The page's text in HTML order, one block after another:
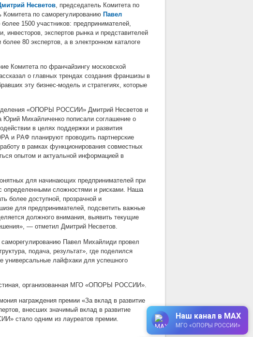
Несветов , председатель Комитета по
Комитета по саморегулированиюПавел
1500 участников: предпринимателей,
экспертов рынка и представителей
80 экспертов, а в электронном каталоге
Комитета по франчайзингу московской
о главных трендах создания франшизы в
эту бизнес-модель и стратегиях, которые
«ОПОРЫ РОССИИ» Дмитрий Несветов и
Юрий Михайличенко пописали соглашение о
в целях поддержки и развития
и РАФ планируют проводить партнерские
в рамках функционирования совместных
опытом и актуальной информацией в
для начинающих предпринимателей при
определенными сложностями и рисками. Наша
более доступной, прозрачной и
для предпринимателей, подсветить важные
должного внимания, выявить текущие
— отметил Дмитрий Несветов.
Павел Михайлиди провел
подача, результат», где поделился
универсальные лайфхаки для успешного
организованная МГО «ОПОРЫ РОССИИ».
награждения премии «За вклад в развитие
внесших значимый вклад в развитие
стало одним из лауреатов премии.
Наш канал в MAX
МГО «ОПОРЫ РОССИИ»